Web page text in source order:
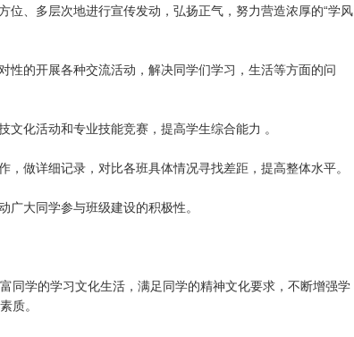
、多层次地进行宣传发动，弘扬正气，努力营造浓厚的“学风
的开展各种交流活动，解决同学们学习，生活等方面的问
化活动和专业技能竞赛，提高学生综合能力 。
做详细记录，对比各班具体情况寻找差距，提高整体水平。
大同学参与班级建设的积极性。
学的学习文化生活，满足同学的精神文化要求，不断增强学
质。